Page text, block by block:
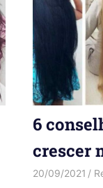
6
crescer
20/09/2021